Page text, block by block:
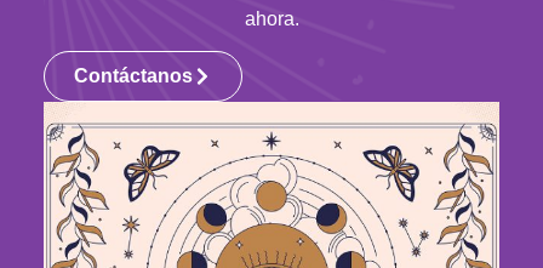
ahora.
Contáctanos